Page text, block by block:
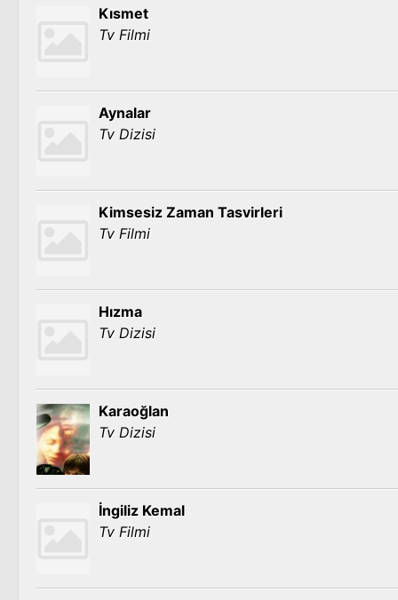
Kısmet
Tv Filmi
Aynalar
Tv Dizisi
Kimsesiz Zaman Tasvirleri
Tv Filmi
Hızma
Tv Dizisi
Karaoğlan
Tv Dizisi
İngiliz Kemal
Tv Filmi